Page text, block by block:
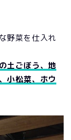
野菜を仕入れ
土ごぼう、地
小松菜、ホウ